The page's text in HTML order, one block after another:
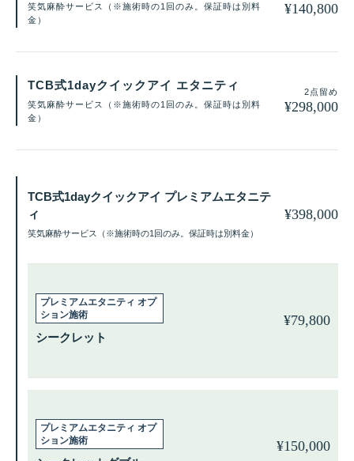
笑気麻酔サービス（※施術時の1回のみ。保証時は別料
金）
¥140,800
TCB式1dayクイックアイ エタニティ
笑気麻酔サービス（※施術時の1回のみ。保証時は別料
金）
2点留め
¥298,000
TCB式1dayクイックアイ プレミアムエタニテ
ィ
笑気麻酔サービス（※施術時の1回のみ。保証時は別料金）
¥398,000
シークレット
¥79,800
¥150,000